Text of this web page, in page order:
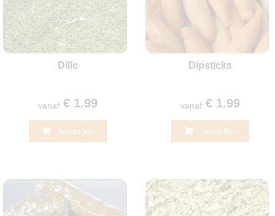
Dille
vanaf € 1.99
bestellen
Dipsticks
vanaf€ 1.99
bestellen